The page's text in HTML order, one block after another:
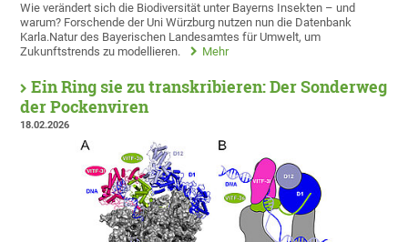
Wie verändert sich die Biodiversität unter Bayerns Insekten – und
warum? Forschende der Uni Würzburg nutzen nun die Datenbank
Karla.Natur des Bayerischen Landesamtes für Umwelt, um
Zukunftstrends zu modellieren.
Mehr
Ein Ring sie zu transkribieren: Der Sonderweg
der Pockenviren
18.02.2026